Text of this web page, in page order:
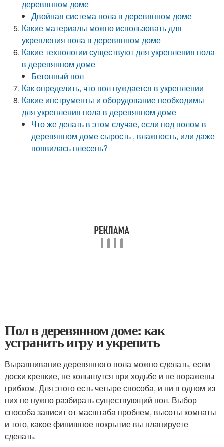
деревянном доме
Двойная система пола в деревянном доме
Какие материалы можно использовать для
укрепления пола в деревянном доме
Какие технологии существуют для укрепления пола
в деревянном доме
Бетонный пол
Как определить, что пол нуждается в укреплении
Какие инструменты и оборудование необходимы
для укрепления пола в деревянном доме
Что же делать в этом случае, если под полом в
деревянном доме сырость , влажность, или даже
появилась плесень?
Пол в деревянном доме: как
устранить игру и укрепить
Выравнивание деревянного пола можно сделать, если
доски крепкие, не колышутся при ходьбе и не поражены
грибком. Для этого есть четыре способа, и ни в одном из
них не нужно разбирать существующий пол. Выбор
способа зависит от масштаба проблем, высоты комнаты
и того, какое финишное покрытие вы планируете
сделать.